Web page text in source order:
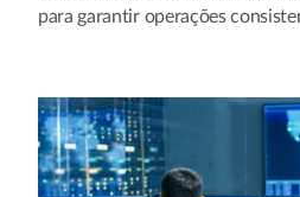
para garantir operações